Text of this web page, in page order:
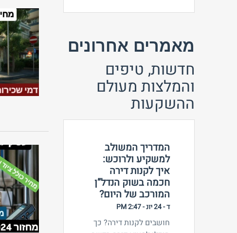
מאמרים אחרונים
חדשות, טיפים
והמלצות מעולם
ההשקעות
המדריך המשולב
למשקיע ולרוכש:
איך לקנות דירה
חכמה בשוק הנדל”ן
המורכב של היום?
ד - 24 יונ - 2:47 PM
חושבים לקנות דירה? כך